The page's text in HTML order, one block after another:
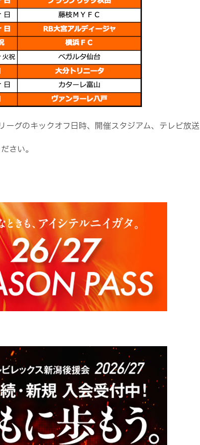
ーグのキックオフ日時、開催スタジアム、テレビ放
さい。